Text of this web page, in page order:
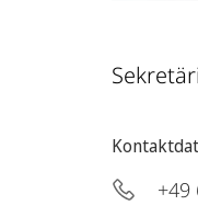
+49